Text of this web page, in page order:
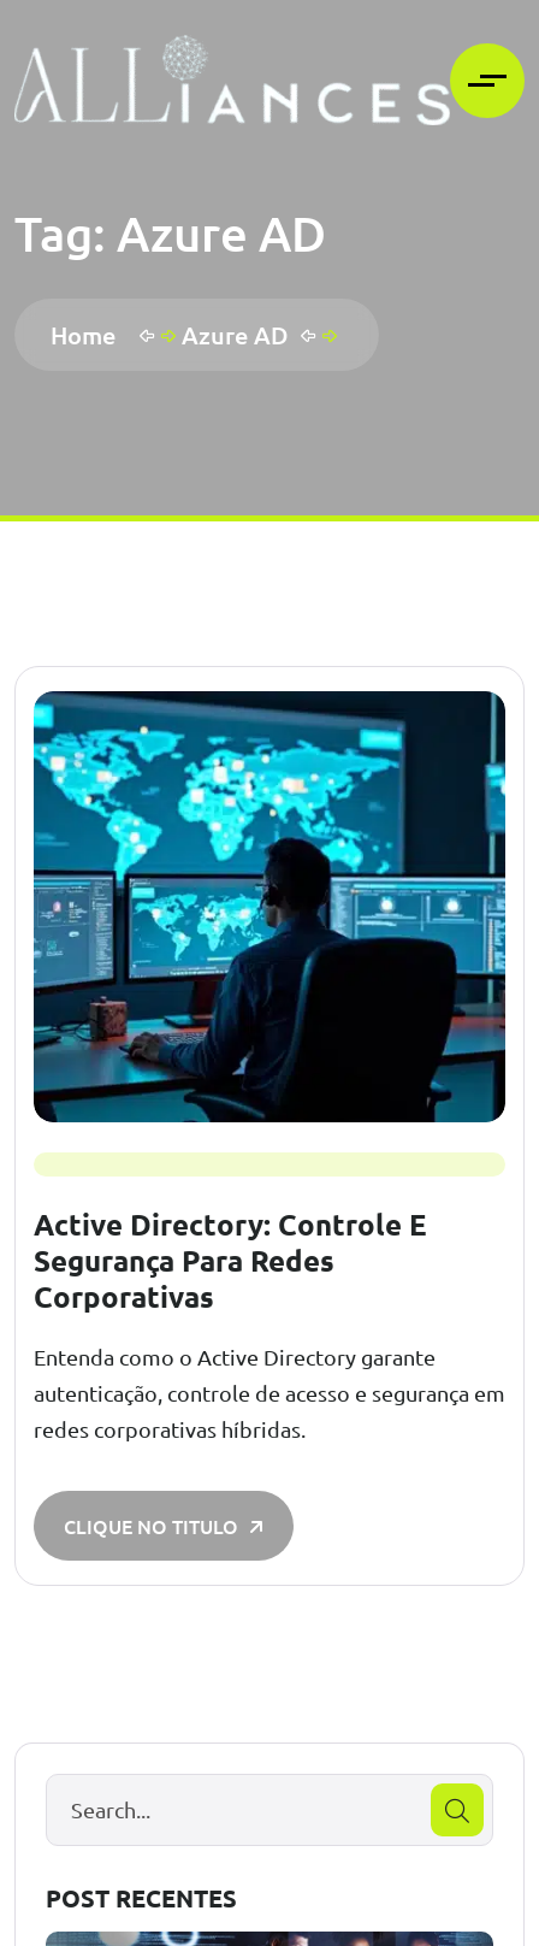
Tag: Azure AD
Home Azure AD
Active Directory: Controle E
Segurança Para Redes
Corporativas
Entenda como o Active Directory garante
autenticação, controle de acesso e segurança em
redes corporativas híbridas.
CLIQUE NO TITULO
POST RECENTES